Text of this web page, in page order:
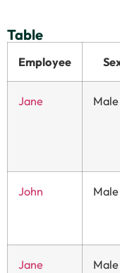
Table
Employee
Jane Male
John Male
Jane Male